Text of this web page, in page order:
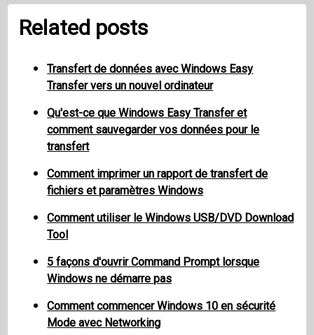
Related posts
Transfert de données avec Windows Easy
Transfer vers un nouvel ordinateur
Qu'est-ce que Windows Easy Transfer et
comment sauvegarder vos données pour le
transfert
Comment imprimer un rapport de transfert de
fichiers et paramètres Windows
Comment utiliser le Windows USB/DVD Download
Tool
5 façons d'ouvrir Command Prompt lorsque
Windows ne démarre pas
Comment commencer Windows 10 en sécurité
Mode avec Networking